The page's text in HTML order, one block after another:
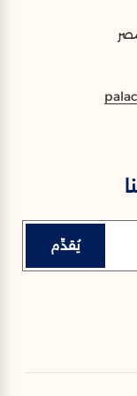
يُقدِّم